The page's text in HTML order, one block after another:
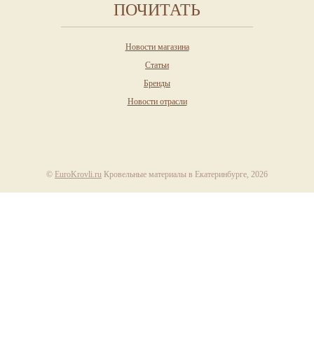
ПОЧИТАТЬ
Новости магазина
Статьи
Бренды
Новости отрасли
© EuroKrovli.ru Кровельные материалы в Екатеринбурге, 2026